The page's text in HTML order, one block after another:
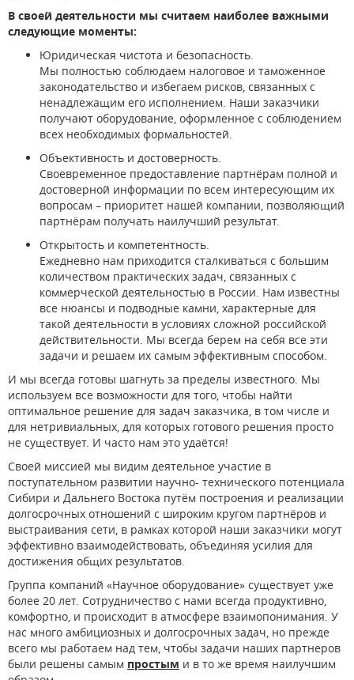
В своей деятельности мы считаем наиболее важными
следующие моменты:
Юридическая чистота и безопасность.
Мы полностью соблюдаем налоговое и таможенное
законодательство и избегаем рисков, связанных с
ненадлежащим его исполнением. Наши заказчики
получают оборудование, оформленное с соблюдением
всех необходимых формальностей.
Объективность и достоверность.
Своевременное предоставление партнёрам полной и
достоверной информации по всем интересующим их
вопросам – приоритет нашей компании, позволяющий
партнёрам получать наилучший результат.
Открытость и компетентность.
Ежедневно нам приходится сталкиваться с большим
количеством практических задач, связанных с
коммерческой деятельностью в России. Нам известны
все нюансы и подводные камни, характерные для
такой деятельности в условиях сложной российской
действительности. Мы всегда берем на себя все эти
задачи и решаем их самым эффективным способом.
И мы всегда готовы шагнуть за пределы известного. Мы
используем все возможности для того, чтобы найти
оптимальное решение для задач заказчика, в том числе и
для нетривиальных, для которых готового решения просто
не существует. И часто нам это удаётся!
Своей миссией мы видим деятельное участие в
поступательном развитии научно- технического потенциала
Сибири и Дальнего Востока путём построения и реализации
долгосрочных отношений с широким кругом партнёров и
выстраивания сети, в рамках которой наши заказчики могут
эффективно взаимодействовать, объединяя усилия для
достижения общих результатов.
Группа компаний «Научное оборудование» существует уже
более 20 лет. Сотрудничество с нами всегда продуктивно,
комфортно, и происходит в атмосфере взаимопонимания. У
нас много амбициозных и долгосрочных задач, но прежде
всего мы работаем над тем, чтобы задачи наших партнеров
были решены самым простым и в то же время наилучшим